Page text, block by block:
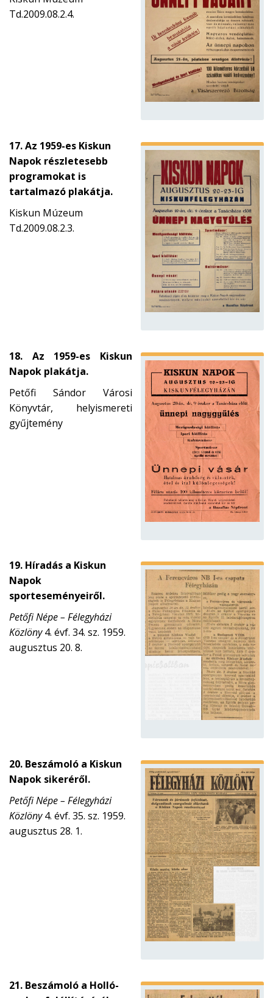
Td.2009.08.2.4.
17. Az 1959-es Kiskun
Napok részletesebb
programokat is
tartalmazó plakátja.
Kiskun Múzeum
Td.2009.08.2.3.
18. Az 1959-es Kiskun
Napok plakátja.
Petőfi Sándor Városi
Könyvtár, helyismereti
gyűjtemény
19. Híradás a Kiskun
Napok
sporteseményeiről.
Petőfi Népe – Félegyházi
Közlöny4. évf. 34. sz. 1959.
augusztus 20. 8.
20. Beszámoló a Kiskun
Napok sikeréről.
Petőfi Népe – Félegyházi
Közlöny4. évf. 35. sz. 1959.
augusztus 28. 1.
21. Beszámoló a Holló-